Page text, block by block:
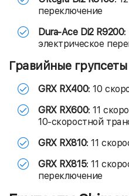
переключение
Dura-Ace Di2 R9200:
электрическое
Гравийные
GRX RX400: 10
GRX RX600: 11
10-скоростной
GRX RX810: 11
GRX RX815: 11
переключение